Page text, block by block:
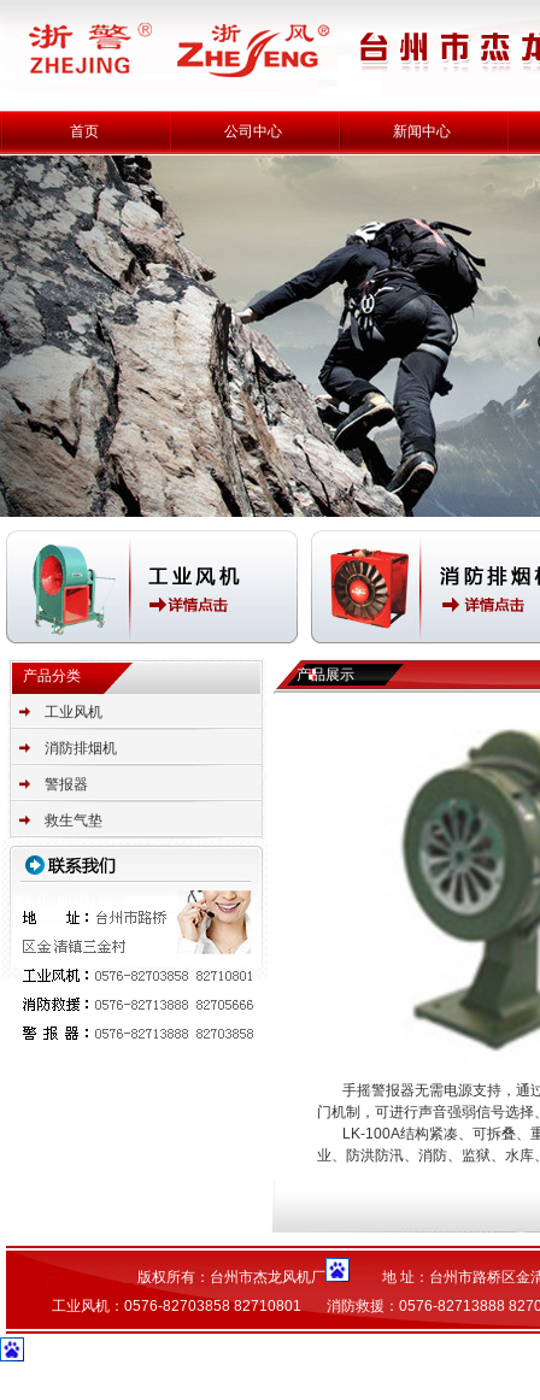
首页 公司中心 新闻中心
产品分类
工业风机
消防排烟机
警报器
救生气垫
产品展示
手摇警报器无需电源支持，通过
门机制，可进行声音强弱信号选
LK-100A结构紧凑、可拆叠、重
业、防洪防汛、消防、监狱、水库
版权所有：台州市杰龙风机厂
地 址：台州市路桥区金
工业风机：0576-82703858 82710801 消防救援：0576-82713888